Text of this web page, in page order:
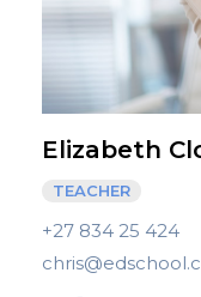
Elizabeth
TEACHER
+27 834 25 424